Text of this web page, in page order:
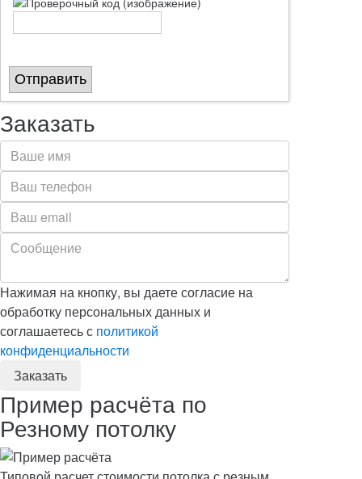
Отправить
Заказать
Нажимая на кнопку, вы даете согласие на
обработку персональных данных и
соглашаетесь с политикой
конфиденциальности
Пример расчёта по
Резному потолку